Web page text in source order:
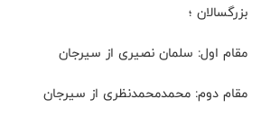
بزرگسالان ؛
مقام اول: سلمان نصیری از سیرجان
مقام دوم: محمدمحمدنظری از سیرجان